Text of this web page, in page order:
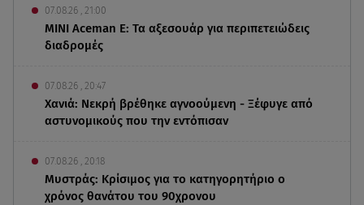
07.08.26 , 21:00
MINI Aceman E: Τα αξεσουάρ για περιπετειώδεις
διαδρομές
07.08.26 , 20:47
Χανιά: Νεκρή βρέθηκε αγνοούμενη - Ξέφυγε από
αστυνομικούς που την εντόπισαν
07.08.26 , 20:18
Μυστράς: Κρίσιμος για το κατηγορητήριο ο
χρόνος θανάτου του 90χρονου